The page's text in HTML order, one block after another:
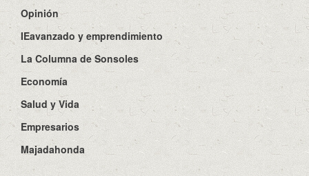
Opinión
IEavanzado y emprendimiento
La Columna de Sonsoles
Economía
Salud y Vida
Empresarios
Majadahonda